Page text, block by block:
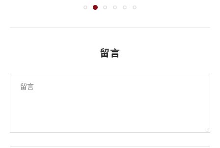
留言